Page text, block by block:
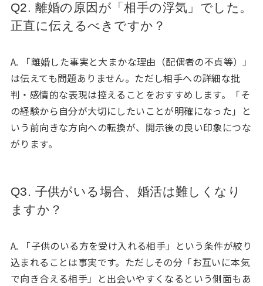
Q2. 離婚の原因が「相手の浮気」でした。
正直に伝えるべきですか？
A. 「離婚した事実と大まかな理由（配偶者の不貞等）」
は伝えても問題ありません。ただし相手への詳細な批
判・感情的な表現は控えることをおすすめします。「そ
の経験から自分が大切にしたいことが明確になった」と
いう前向きな方向への転換が、開示後の良い印象につな
がります。
Q3. 子供がいる場合、婚活は難しくなり
ますか？
A. 「子供のいる方を受け入れる相手」という条件が絞り
込まれることは事実です。ただしその分「お互いに本気
で向き合える相手」と出会いやすくなるという側面もあ